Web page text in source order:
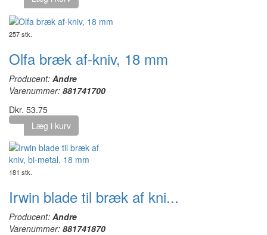
257 stk.
Olfa bræk af-kniv, 18 mm
Producent: Andre
Varenummer: 881741700
Dkr. 53.75
Læg i kurv
181 stk.
Irwin blade til bræk af kni...
Producent: Andre
Varenummer: 881741870